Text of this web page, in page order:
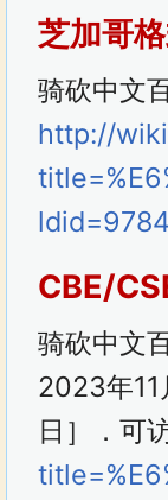
芝加哥
骑砍中文
http://
CBE/
骑砍中文
2023年
日］．可